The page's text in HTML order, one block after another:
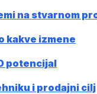
na stvarnom
kakve izmene
potencijal
i prodajni cilj